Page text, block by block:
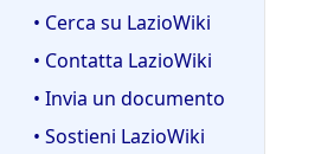
• Cerca su LazioWiki
• Contatta LazioWiki
• Invia un documento
• Sostieni LazioWiki